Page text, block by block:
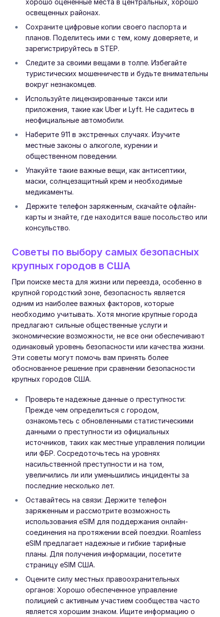
освещенных районах.
Сохраните цифровые копии своего паспорта и
планов. Поделитесь ими с тем, кому доверяете, и
зарегистрируйтесь в STEP.
Следите за своими вещами в толпе. Избегайте
туристических мошенничеств и будьте внимательны
вокруг незнакомцев.
Используйте лицензированные такси или
приложения, такие как Uber и Lyft. Не садитесь в
неофициальные автомобили.
Наберите 911 в экстренных случаях. Изучите
местные законы о алкоголе, курении и
общественном поведении.
Упакуйте такие важные вещи, как антисептики,
маски, солнцезащитный крем и необходимые
медикаменты.
Держите телефон заряженным, скачайте офлайн-
карты и знайте, где находится ваше посольство или
консульство.
Советы по выбору самых безопасных
крупных городов в США
При поиске места для жизни или переезда, особенно в
крупной городсткий зоне, безопасность является
одним из наиболее важных факторов, которые
необходимо учитывать. Хотя многие крупные города
предлагают сильные общественные услуги и
экономические возможности, не все они обеспечивают
одинаковый уровень безопасности или качества жизни.
Эти советы могут помочь вам принять более
обоснованное решение при сравнении безопасности
крупных городов США.
Проверьте надежные данные о преступности:
Прежде чем определиться с городом,
ознакомьтесь с обновленными статистическими
данными о преступности из официальных
источников, таких как местные управления полиции
или ФБР. Сосредоточьтесь на уровнях
насильственной преступности и на том,
увеличились ли или уменьшились инциденты за
последние несколько лет.
Оставайтесь на связи: Держите телефон
заряженным и рассмотрите возможность
использования eSIM для поддержания онлайн-
соединения на протяжении всей поездки. Roamless
eSIM предлагает надежные и гибкие тарифные
планы. Для получения информации, посетите
страницу eSIM США.
Оцените силу местных правоохранительных
органов: Хорошо обеспеченное управление
полицией с активным участием сообщества часто
является хорошим знаком. Ищите информацию о